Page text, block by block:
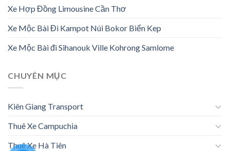
Xe Hợp Đồng Limousine Cần Thơ
Xe Mộc Bài Đi Kampot Núi Bokor Biển Kep
Xe Mộc Bài đi Sihanouk Ville Kohrong Samlome
CHUYÊN MỤC
Kiên Giang Transport
Thuê Xe Campuchia
Thuê Xe Hà Tiên